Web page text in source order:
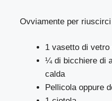
Ovviamente per
1 vasetto di vetro
¼ di bicchiere di
calda
Pellicola oppure